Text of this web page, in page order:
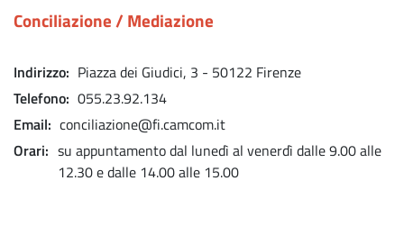
Conciliazione / Mediazione
Indirizzo Piazza dei Giudici, 3 - 50122 Firenze
Telefono 055.23.92.134
Email conciliazione@fi.camcom.it
Orari
su appuntamento dal lunedì al venerdì dalle 9.00 alle
12.30 e dalle 14.00 alle 15.00